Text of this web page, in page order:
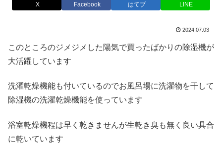
X Facebook はてブ LINE
2024.07.03
このところのジメジメした陽気で買ったばかりの除湿機が
大活躍しています
洗濯乾燥機能も付いているのでお風呂場に洗濯物を干して
除湿機の洗濯乾燥機能を使っています
浴室乾燥機程は早く乾きませんが生乾き臭も無く良い具合
に乾いています